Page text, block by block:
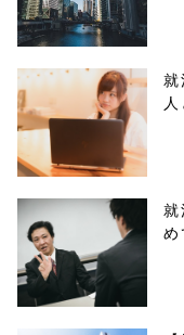
/tapbiz_theme/
parts/sns-
buttons.php on
line10
/1074454"
onclick="windo
w.open(this.hre
就
就
め